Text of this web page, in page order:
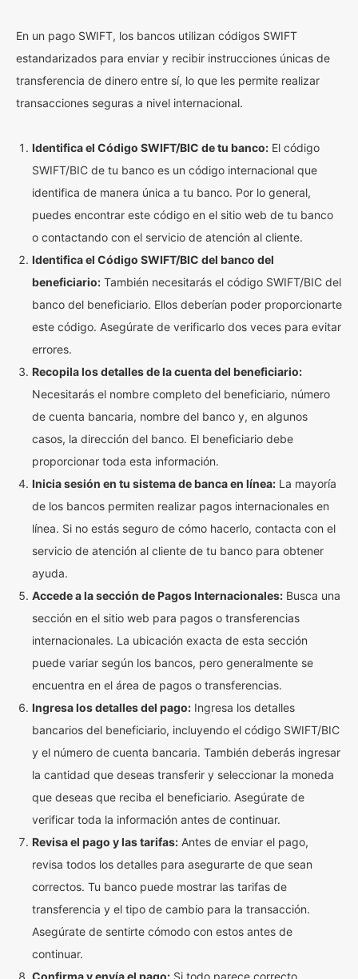
En un pago SWIFT, los bancos utilizan códigos SWIFT
estandarizados para enviar y recibir instrucciones únicas de
transferencia de dinero entre sí, lo que les permite realizar
transacciones seguras a nivel internacional.
Identifica el Código SWIFT/BIC de tu banco: El código
SWIFT/BIC de tu banco es un código internacional que
identifica de manera única a tu banco. Por lo general,
puedes encontrar este código en el sitio web de tu banco
o contactando con el servicio de atención al cliente.
Identifica el Código SWIFT/BIC del banco del
beneficiario: También necesitarás el código SWIFT/BIC del
banco del beneficiario. Ellos deberían poder proporcionarte
este código. Asegúrate de verificarlo dos veces para evitar
errores.
Recopila los detalles de la cuenta del beneficiario:
Necesitarás el nombre completo del beneficiario, número
de cuenta bancaria, nombre del banco y, en algunos
casos, la dirección del banco. El beneficiario debe
proporcionar toda esta información.
Inicia sesión en tu sistema de banca en línea: La mayoría
de los bancos permiten realizar pagos internacionales en
línea. Si no estás seguro de cómo hacerlo, contacta con el
servicio de atención al cliente de tu banco para obtener
ayuda.
Accede a la sección de Pagos Internacionales: Busca una
sección en el sitio web para pagos o transferencias
internacionales. La ubicación exacta de esta sección
puede variar según los bancos, pero generalmente se
encuentra en el área de pagos o transferencias.
Ingresa los detalles del pago: Ingresa los detalles
bancarios del beneficiario, incluyendo el código SWIFT/BIC
y el número de cuenta bancaria. También deberás ingresar
la cantidad que deseas transferir y seleccionar la moneda
que deseas que reciba el beneficiario. Asegúrate de
verificar toda la información antes de continuar.
Revisa el pago y las tarifas: Antes de enviar el pago,
revisa todos los detalles para asegurarte de que sean
correctos. Tu banco puede mostrar las tarifas de
transferencia y el tipo de cambio para la transacción.
Asegúrate de sentirte cómodo con estos antes de
continuar.
Confirma y envía el pago: Si todo parece correcto,